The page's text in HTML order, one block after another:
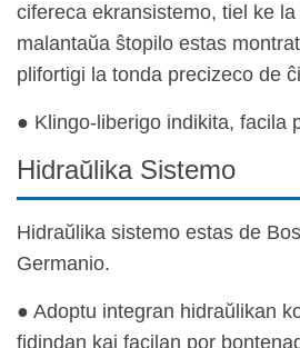
cifereca ekransistemo, tiel ke
malantaŭa ŝtopilo estas
plifortigi la tonda precizeco de
● Klingo-liberigo indikita, facila
Hidraŭlika Sistemo
Hidraŭlika sistemo estas de
Germanio.
● Adoptu integran hidraŭlikan
fidindan kaj facilan por